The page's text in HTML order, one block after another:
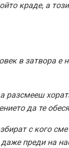
краде, а
в затвора е
разсмееш
да те
с кого
преди на